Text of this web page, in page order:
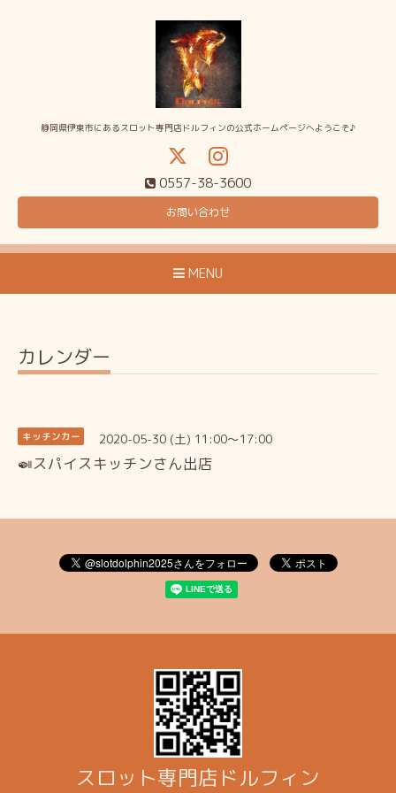
静岡県伊東市にあるスロット専門店ドルフィンの公式ホームページへようこそ♪
0557-38-3600
お問い合わせ
MENU
カレンダー
キッチンカー 2020-05-30 (土) 11:00～17:00
🍛スパイスキッチンさん出店
スロット専門店ドルフィン